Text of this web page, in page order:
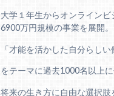
大学１年生からオンライン
6900万円規模の事業を展開。
「才能を活かした自分らしい
をテーマに過去1000名以上に
将来の生き方に自由な選択